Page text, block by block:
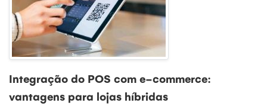
Integração do POS com e-commerce:
vantagens para lojas híbridas